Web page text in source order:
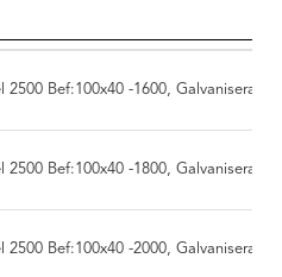
2500 Bef:100x40 -1600, Galvaniserad
2500 Bef:100x40 -1800, Galvaniserad
2500 Bef:100x40 -2000, Galvaniserad